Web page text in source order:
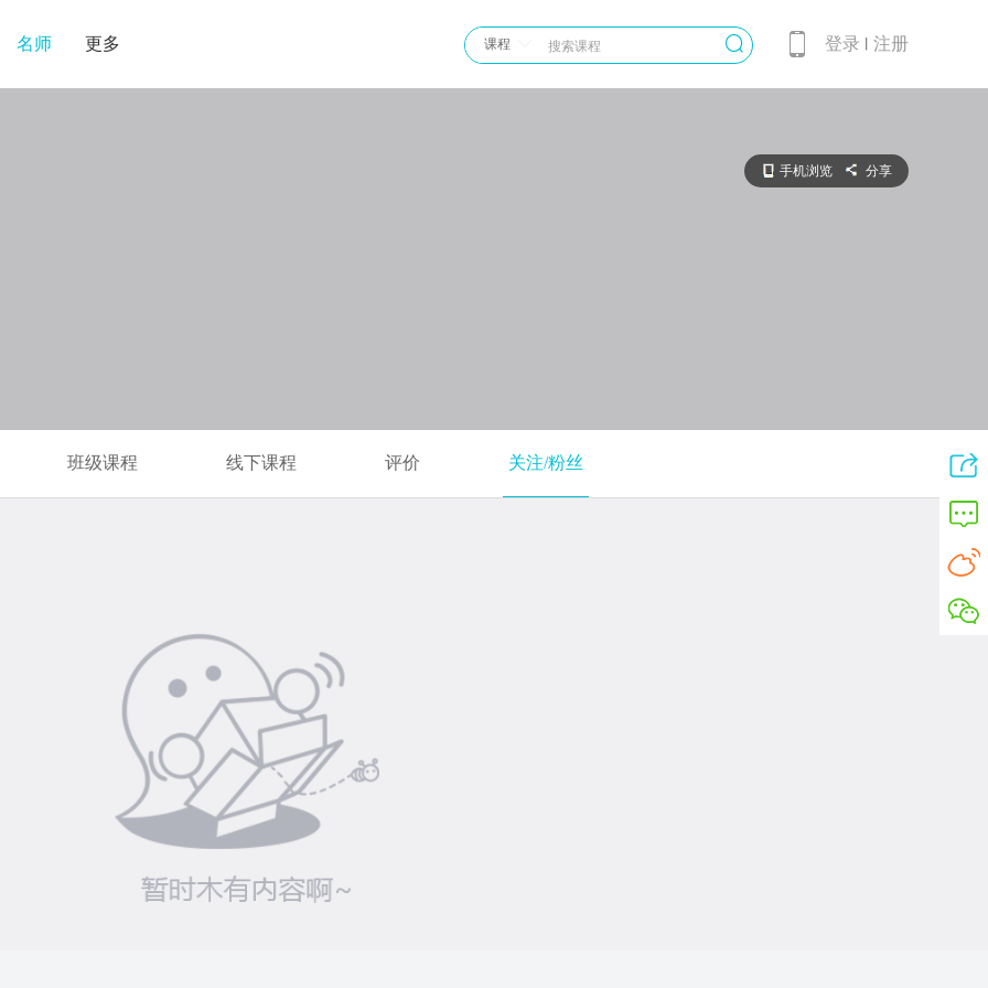
名师 更多 课程 登录 注册
分享
手机浏览
班级课程 线下课程 评价 关注/粉丝